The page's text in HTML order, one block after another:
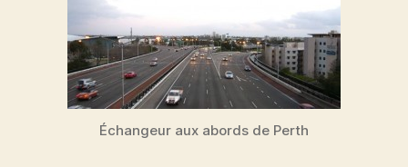
Échangeur aux abords de Perth